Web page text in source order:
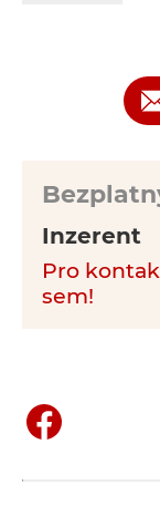
Inzerent
Pro
sem!